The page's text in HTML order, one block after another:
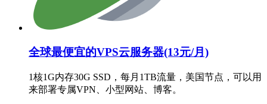
全球最便宜的VPS云服务器(13元/月)
1核1G内存30G SSD，每月1TB流量，美国节点，可以用
来部署专属VPN、小型网站、博客。